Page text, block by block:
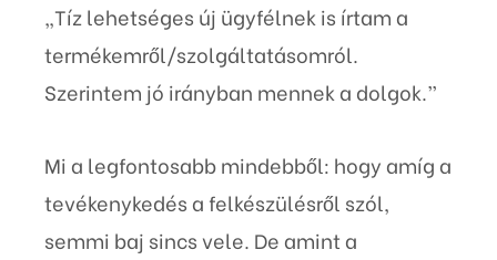
„Tíz lehetséges új ügyfélnek is írtam a
termékemről/szolgáltatásomról.
Szerintem jó irányban mennek a dolgok.”
Mi a legfontosabb mindebből: hogy amíg a
tevékenykedés a felkészülésről szól,
semmi baj sincs vele. De amint a